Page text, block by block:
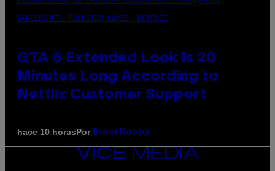
SCREENSHOT: ROCKSTAR GAMES, NETFLIX
GTA 6 Extended Look is 20
Minutes Long According to
Netflix Customer Support
hace 10 horasPor Brent Koepp
VICE
MEDIA